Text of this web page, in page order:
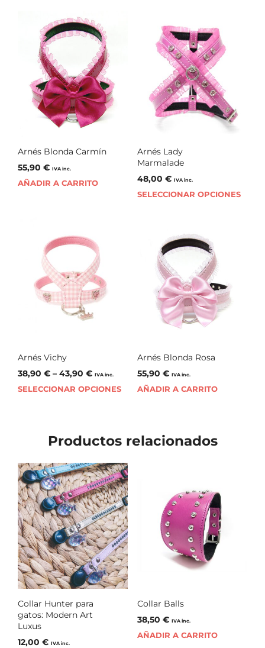
Arnés Blonda Carmín
55,90 € IVA inc.
AÑADIR A CARRITO
Arnés Lady
Marmalade
48,00 € IVA inc.
SELECCIONAR OPCIONES
Arnés Vichy
38,90 € – 43,90 € IVA inc.
SELECCIONAR OPCIONES
Arnés Blonda Rosa
55,90 € IVA inc.
AÑADIR A CARRITO
Productos relacionados
Collar Hunter para
gatos: Modern Art
Luxus
12,00 € IVA inc.
Collar Balls
38,50 € IVA inc.
AÑADIR A CARRITO